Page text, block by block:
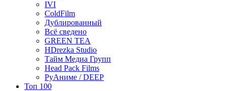
IVI
ColdFilm
Дублированный
Всё сведено
GREEN TEA
HDrezka Studio
Тайм Медиа Групп
Head Pack Films
РуАниме / DEEP
Топ 100